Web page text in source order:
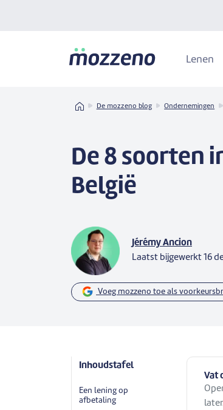
Lenen
Home De mozzeno blog Ondernemingen
De 8 soorten
België
Jérémy Ancion
Laatst bijgewerkt 16
Voeg mozzeno toe als
Inhoudstafel
Een lening op
afbetaling
Vat